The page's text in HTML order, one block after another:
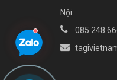
Nội.
085 248